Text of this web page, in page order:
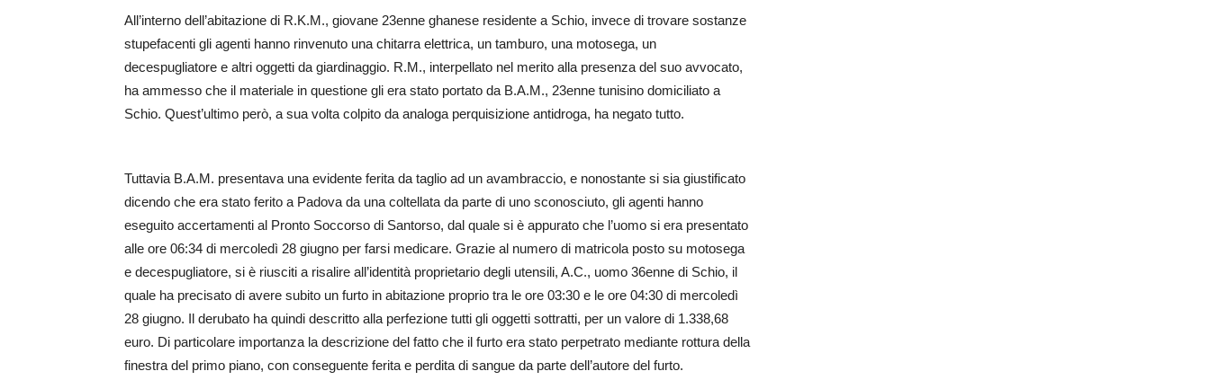
All’interno dell’abitazione di R.K.M., giovane 23enne ghanese residente a Schio, invece di trovare sostanze
stupefacenti gli agenti hanno rinvenuto una chitarra elettrica, un tamburo, una motosega, un
decespugliatore e altri oggetti da giardinaggio. R.M., interpellato nel merito alla presenza del suo avvocato,
ha ammesso che il materiale in questione gli era stato portato da B.A.M., 23enne tunisino domiciliato a
Schio. Quest’ultimo però, a sua volta colpito da analoga perquisizione antidroga, ha negato tutto.
Tuttavia B.A.M. presentava una evidente ferita da taglio ad un avambraccio, e nonostante si sia giustificato
dicendo che era stato ferito a Padova da una coltellata da parte di uno sconosciuto, gli agenti hanno
eseguito accertamenti al Pronto Soccorso di Santorso, dal quale si è appurato che l’uomo si era presentato
alle ore 06:34 di mercoledì 28 giugno per farsi medicare. Grazie al numero di matricola posto su motosega
e decespugliatore, si è riusciti a risalire all’identità proprietario degli utensili, A.C., uomo 36enne di Schio, il
quale ha precisato di avere subito un furto in abitazione proprio tra le ore 03:30 e le ore 04:30 di mercoledì
28 giugno. Il derubato ha quindi descritto alla perfezione tutti gli oggetti sottratti, per un valore di 1.338,68
euro. Di particolare importanza la descrizione del fatto che il furto era stato perpetrato mediante rottura della
finestra del primo piano, con conseguente ferita e perdita di sangue da parte dell’autore del furto.